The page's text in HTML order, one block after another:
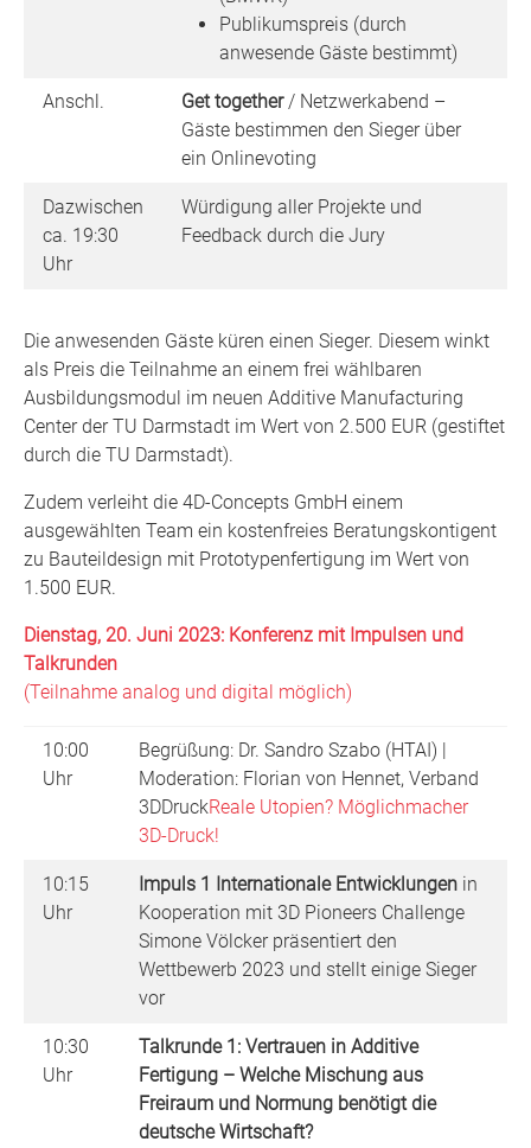
Publikumspreis (durch
anwesende Gäste bestimmt)
Anschl. Get together/ Netzwerkabend –
Gäste bestimmen den Sieger über
ein Onlinevoting
Dazwischen
ca. 19:30
Uhr
Würdigung aller Projekte und
Feedback durch die Jury
Die anwesenden Gäste küren einen Sieger. Diesem winkt
als Preis die Teilnahme an einem frei wählbaren
Ausbildungsmodul im neuen Additive Manufacturing
Center der TU Darmstadt im Wert von 2.500 EUR (gestiftet
durch die TU Darmstadt).
Zudem verleiht die 4D-Concepts GmbH einem
ausgewählten Team ein kostenfreies Beratungskontigent
zu Bauteildesign mit Prototypenfertigung im Wert von
1.500 EUR.
Dienstag, 20. Juni 2023: Konferenz mit Impulsen und
Talkrunden
(Teilnahme analog und digital möglich)
10:00
Uhr
Begrüßung: Dr. Sandro Szabo (HTAI) |
Moderation: Florian von Hennet, Verband
3DDruckReale Utopien? Möglichmacher
3D-Druck!
10:15
Uhr
Impuls 1 Internationale Entwicklungen in
Kooperation mit 3D Pioneers Challenge
Simone Völcker präsentiert den
Wettbewerb 2023 und stellt einige Sieger
vor
10:30
Uhr
Talkrunde 1: Vertrauen in Additive
Fertigung – Welche Mischung aus
Freiraum und Normung benötigt die
deutsche Wirtschaft?